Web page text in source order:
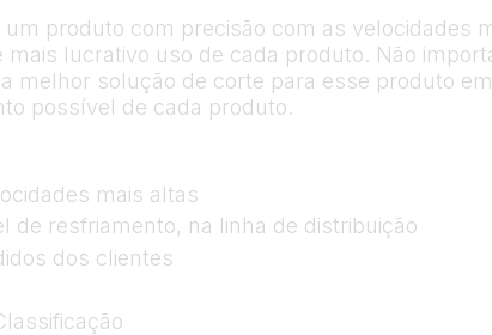
produto com precisão com as velocidades
lucrativo uso de cada produto. Não
melhor solução de corte para esse produto
possível de cada produto.
mais altas
de resfriamento, na linha de distribuição
dos clientes